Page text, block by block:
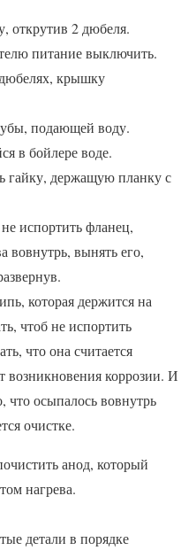
открутив 2 дюбеля.
питание выключить.
крышку
подающей воду.
в бойлере воде.
гайку, держащую планку с
испортить фланец,
вовнутрь, вынять его,
которая держится на
чтоб не испортить
что она считается
возникновения коррозии. И
что осыпалось вовнутрь
очистке.
анод, который
нагрева.
детали в порядке